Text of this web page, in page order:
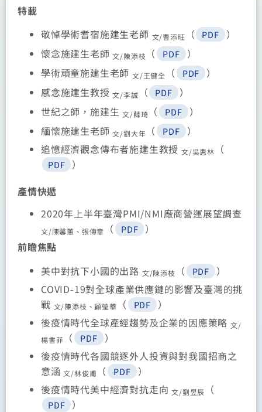
特載
敬悼學術耆宿施建生老師 文/曹添旺 （ PDF
）
懷念施建生老師文/陳添枝 （ PDF
）
學術頑童施建生老師文/王健全 （ PDF
）
感念施建生教授文/李誠 （ PDF
）
世紀之師，施建生文/薛琦 （ PDF
）
緬懷施建生老師文/劉大年 （ PDF
）
追憶經濟觀念傳布者施建生教授文/吳惠林 （
PDF
）
產情快遞
2020年上半年臺灣PMI/NMI廠商營運展望調查
文/陳馨蕙、張傳章 （ PDF
）
前瞻焦點
美中對抗下小國的出路 文/陳添枝 （ PDF
）
COVID-19對全球產業供應鏈的影響及臺灣的挑
戰 文/陳添枝、顧瑩華 （ PDF
）
後疫情時代全球產經趨勢及企業的因應策略 文/
楊書菲
（ PDF
）
後疫情時代各國競逐外人投資與對我國招商之
意涵文/林俊甫 （ PDF
）
後疫情時代美中經濟對抗走向文/劉昱辰 （
PDF
）